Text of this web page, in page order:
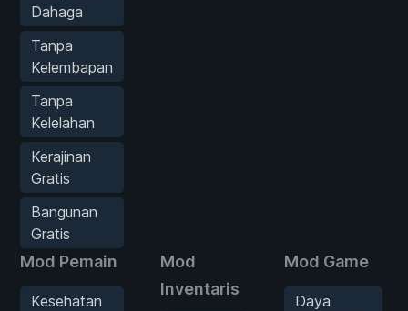
Dahaga
Tanpa
Kelembapan
Tanpa
Kelelahan
Kerajinan
Gratis
Bangunan
Gratis
Mod Pemain
Kesehatan
Mod
Inventaris
Mod Game
Daya